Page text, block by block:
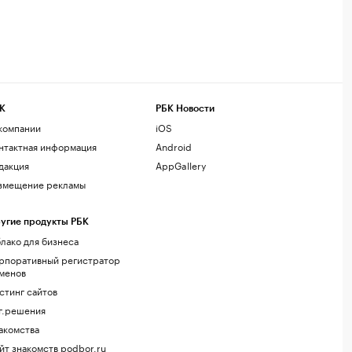
информация
рекламы
продукты РБК
для бизнеса
регистратор
сайтов
знакомств podbor.ru
РБК Новости
iOS
Android
AppGallery